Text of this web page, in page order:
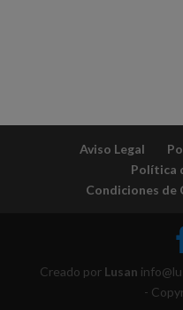
Aviso Legal
Política
Condiciones de
Creado por Lusan
-